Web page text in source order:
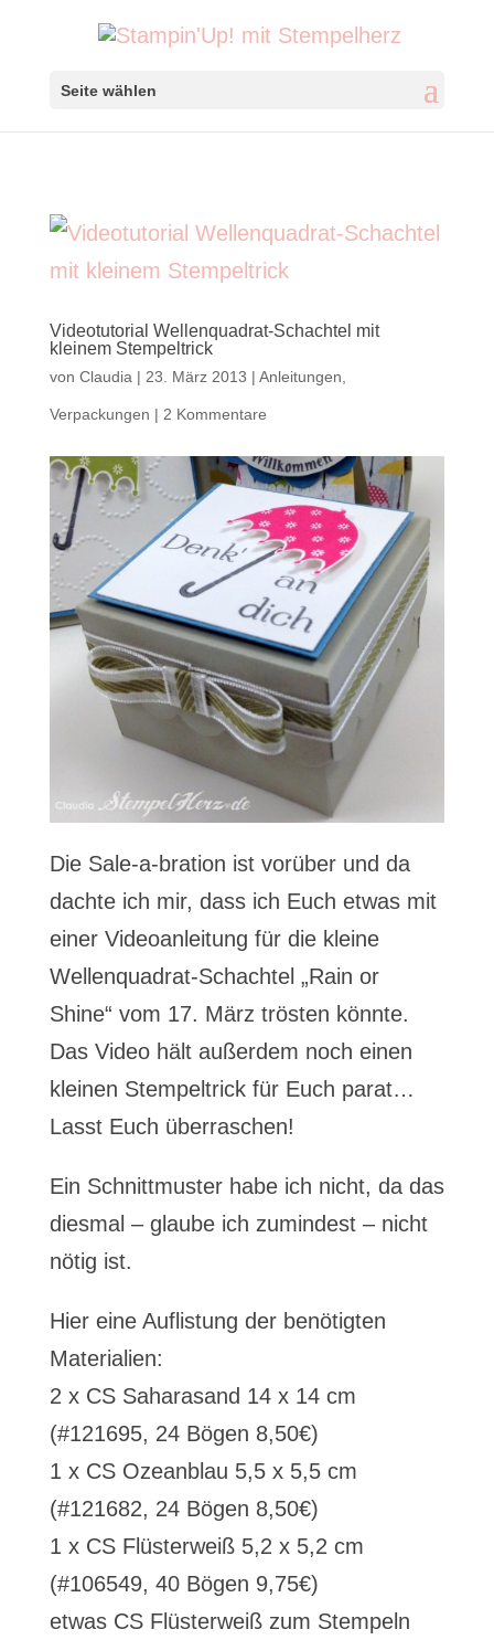
Seite wählen
Videotutorial Wellenquadrat-Schachtel mit
kleinem Stempeltrick
von Claudia | 23. März 2013 | Anleitungen
Verpackungen | 2 Kommentare
Die Sale-a-bration ist vorüber und da
dachte ich mir, dass ich Euch etwas mit
einer Videoanleitung für die kleine
Wellenquadrat-Schachtel „Rain or
Shine“ vom 17. März trösten könnte.
Das Video hält außerdem noch einen
kleinen Stempeltrick für Euch parat…
Lasst Euch überraschen!
Ein Schnittmuster habe ich nicht, da das
diesmal – glaube ich zumindest – nicht
nötig ist.
Hier eine Auflistung der benötigten
Materialien:
2 x CS Saharasand 14 x 14 cm
(#121695, 24 Bögen 8,50€)
1 x CS Ozeanblau 5,5 x 5,5 cm
(#121682, 24 Bögen 8,50€)
1 x CS Flüsterweiß 5,2 x 5,2 cm
(#106549, 40 Bögen 9,75€)
etwas CS Flüsterweiß zum Stempeln